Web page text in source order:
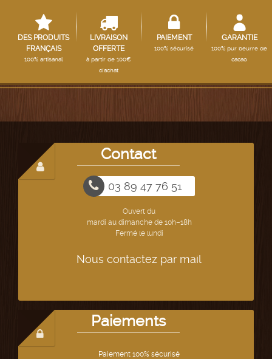
DES PRODUITS
FRANÇAIS
100% artisanal
LIVRAISON
OFFERTE
à partir de 100€
d'achat
PAIEMENT
100% sécurisé
GARANTIE
100% pur beurre de
cacao
Contact
03 89 47 76 51
Ouvert du
mardi au dimanche de 10h–18h
Fermé le lundi
Nous contactez par mail
Paiements
Paiement 100% sécurisé